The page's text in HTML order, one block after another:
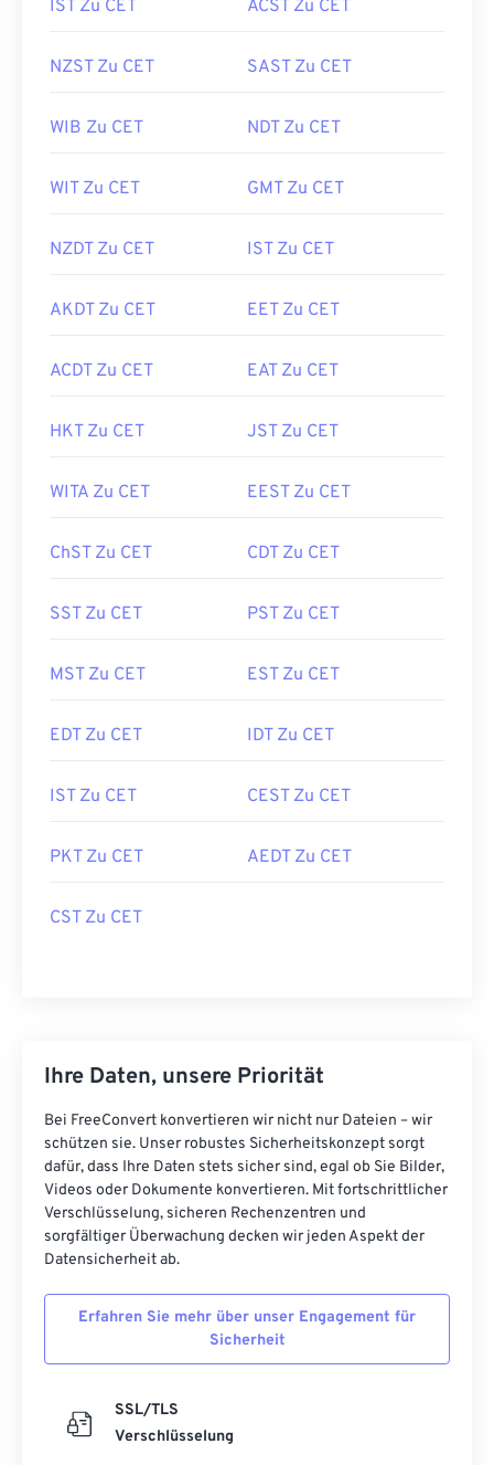
IST Zu CET ACST Zu CET
NZST Zu CET SAST Zu CET
WIB Zu CET NDT Zu CET
WIT Zu CET GMT Zu CET
NZDT Zu CET IST Zu CET
AKDT Zu CET EET Zu CET
ACDT Zu CET EAT Zu CET
HKT Zu CET JST Zu CET
WITA Zu CET EEST Zu CET
ChST Zu CET CDT Zu CET
SST Zu CET PST Zu CET
MST Zu CET EST Zu CET
EDT Zu CET IDT Zu CET
IST Zu CET CEST Zu CET
PKT Zu CET AEDT Zu CET
CST Zu CET
Ihre Daten, unsere Priorität
Bei FreeConvert konvertieren wir nicht nur Dateien – wir
schützen sie. Unser robustes Sicherheitskonzept sorgt
dafür, dass Ihre Daten stets sicher sind, egal ob Sie Bilder,
Videos oder Dokumente konvertieren. Mit fortschrittlicher
Verschlüsselung, sicheren Rechenzentren und
sorgfältiger Überwachung decken wir jeden Aspekt der
Datensicherheit ab.
Erfahren Sie mehr über unser Engagement für
Sicherheit
SSL/TLS
Verschlüsselung